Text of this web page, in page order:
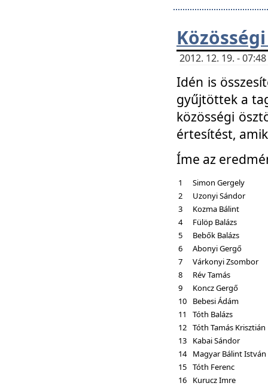
2012. 12. 19. -
Idén is
gyűjtöttek a
közösségi
értesítést,
Íme az
1
Simon Gergely
2
Uzonyi Sándor
3
Kozma Bálint
4
Fülöp Balázs
5
Bebők Balázs
6
Abonyi Gergő
7
Várkonyi Zsombor
8
Rév Tamás
9
Koncz Gergő
10
Bebesi Ádám
11
Tóth Balázs
12 Tóth Tamás Krisztián
13
Kabai Sándor
14 Magyar Bálint István
15 Tóth Ferenc
16
Kurucz Imre